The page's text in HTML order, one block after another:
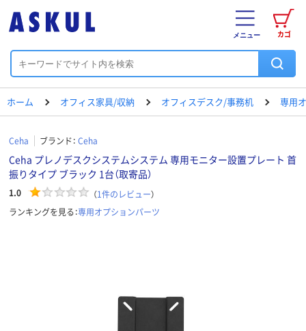
カゴ
メニュー
ホーム オフィス家具/収納 オフィスデスク/事務机 専用
Ceha ブランド： Ceha
Ceha プレノデスクシステムシステム 専用モニター設置プレート 首
振りタイプ ブラック 1台（取寄品）
1.0 （1件のレビュー）
ランキングを見る：専用オプションパーツ